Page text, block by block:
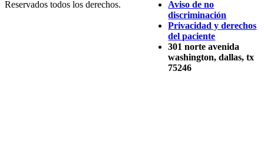
Reservados todos los derechos.
Aviso de no
discriminación
Privacidad y derechos
del paciente
301 norte avenida
washington, dallas, tx
75246